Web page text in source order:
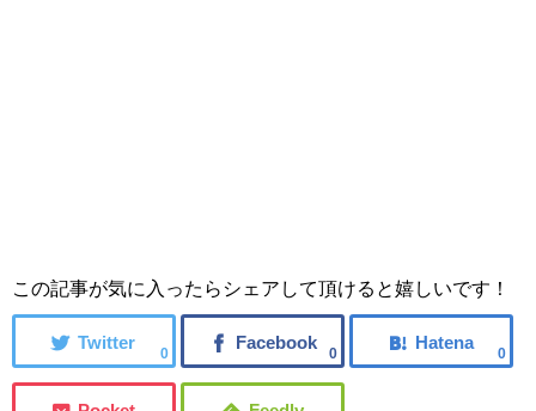
この記事が気に入ったらシェアして頂けると嬉しいです！
0 0 0